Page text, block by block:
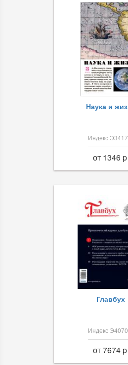
Наука и
Индекс
от 1346 p
Главбух
Индекс
от 7674 p